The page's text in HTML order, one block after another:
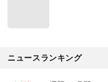
ニュースランキング